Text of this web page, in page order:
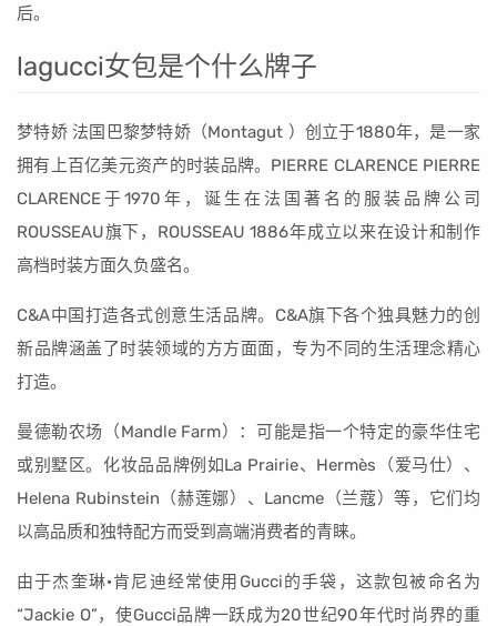
后。
lagucci女包是个什么牌子
梦特娇 法国巴黎梦特娇（Montagut ）创立于1880年，是一家
拥有上百亿美元资产的时装品牌。PIERRE CLARENCE PIERRE
CLARENCE于1970年，诞生在法国著名的服装品牌公司
ROUSSEAU旗下，ROUSSEAU 1886年成立以来在设计和制作
高档时装方面久负盛名。
C&A中国打造各式创意生活品牌。C&A旗下各个独具魅力的创
新品牌涵盖了时装领域的方方面面，专为不同的生活理念精心
打造。
曼德勒农场（Mandle Farm）：可能是指一个特定的豪华住宅
或别墅区。化妆品品牌例如La Prairie、Hermès（爱马仕）、
Helena Rubinstein（赫莲娜）、Lancme（兰蔻）等，它们均
以高品质和独特配方而受到高端消费者的青睐。
由于杰奎琳·肯尼迪经常使用Gucci的手袋，这款包被命名为
“Jackie O”，使Gucci品牌一跃成为20世纪90年代时尚界的重